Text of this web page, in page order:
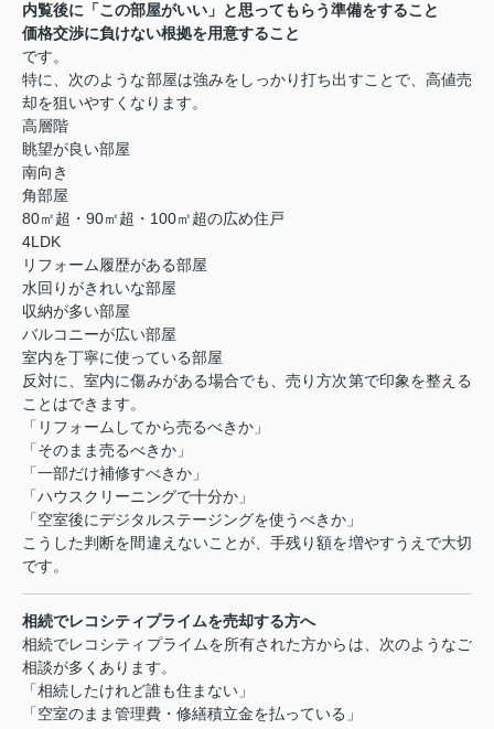
内覧後に「この部屋がいい」と思ってもらう準備をすること
価格交渉に負けない根拠を用意すること
です。
特に、次のような部屋は強みをしっかり打ち出すことで、高値売
却を狙いやすくなります。
高層階
眺望が良い部屋
南向き
角部屋
80㎡超・ 90㎡超・ 100㎡超の広め住戸
4LDK
リフォーム履歴がある部屋
水回りがきれいな部屋
収納が多い部屋
バルコニーが広い部屋
室内を丁寧に使っている部屋
反対に、室内に傷みがある場合でも、売り方次第で印象を整える
ことはできます。
「リフォームしてから売るべきか」
「そのまま売るべきか」
「一部だけ補修すべきか」
「ハウスクリーニングで十分か」
「空室後にデジタルステージングを使うべきか」
こうした判断を間違えないことが、手残り額を増やすうえで大切
です。
相続でレコシティプライムを売却する方へ
相続でレコシティプライムを所有された方からは、次のようなご
相談が多くあります。
「相続したけれど誰も住まない」
「空室のまま管理費・修繕積立金を払っている」